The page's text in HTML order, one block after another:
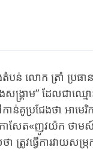
បន់​ លោក ត្រាំ ប្រធាន
ង្គ្រាម” ដែល​ជា​ឈ្មោ
ាន់​គូប្រជែង​ថា អាមេ
ែត​«ញូវយ៉ក ថាម​ស៍»
ត្រូវ​ធ្វើ​ការ​វាយសម្